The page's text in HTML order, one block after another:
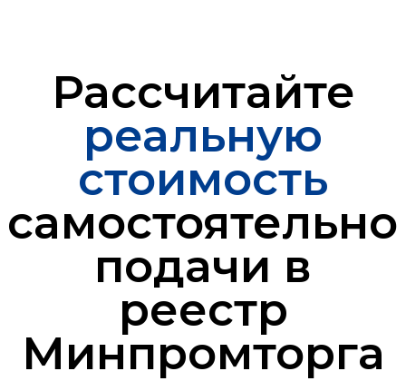
Рассчитайте
реальную
стоимость
подачи в
реестр
Минпромторга